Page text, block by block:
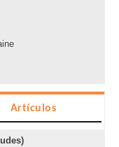
Artículos